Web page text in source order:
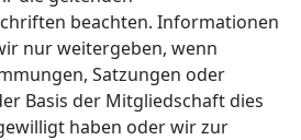
beachten. Informationen
nur weitergeben, wenn
Satzungen oder
Basis der Mitgliedschaft dies
haben oder wir zur